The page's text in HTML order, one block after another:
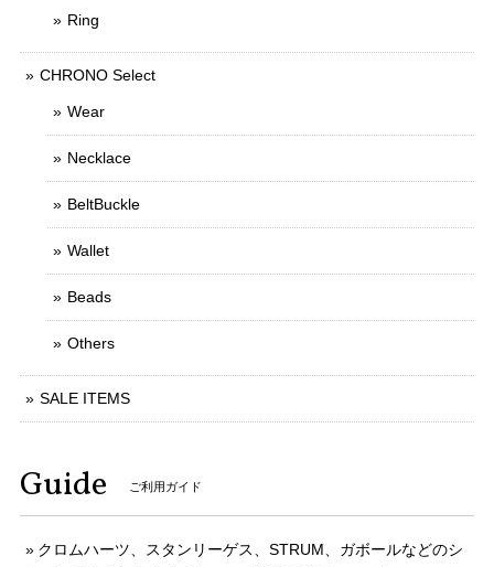
Ring
CHRONO Select
Wear
Necklace
BeltBuckle
Wallet
Beads
Others
SALE ITEMS
Guide ご利用ガイド
クロムハーツ、スタンリーゲス、STRUM、ガボールなどのシ